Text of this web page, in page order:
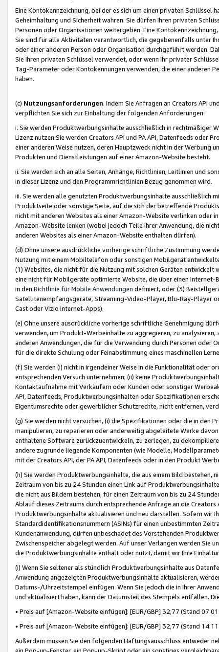
Eine Kontokennzeichnung, bei der es sich um einen privaten
Geheimhaltung und Sicherheit wahren. Sie dürfen Ihren privaten
Personen oder Organisationen weitergeben. Eine
Sie sind für alle Aktivitäten verantwortlich, die gegebenenfalls unter
oder einer anderen Person oder Organisation durchgeführt werden.
Sie Ihren privaten Schlüssel verwendet, oder wenn Ihr privater
Tag-Parameter oder Kontokennungen verwenden, die einer anderen
haben.
(c) Nutzungsanforderungen. Indem Sie Anfragen an Creators API
verpflichten Sie sich zur Einhaltung der folgenden Anforderungen:
i. Sie werden Produktwerbungsinhalte ausschließlich in rechtmäßiger
Lizenz nutzen.Sie werden Creators API und PA API, Datenfeeds oder
einer anderen Weise nutzen, deren Hauptzweck nicht in der Werbung
Produkten und Dienstleistungen auf einer Amazon-Website besteht.
ii. Sie werden sich an alle Seiten, Anhänge, Richtlinien, Leitlinien und
in dieser Lizenz und den Programmrichtlinien Bezug genommen wird.
iii. Sie werden alle genutzten Produktwerbungsinhalte ausschließlich
Produktseite oder sonstige Seite, auf die sich der betreffende
nicht mit anderen Websites als einer Amazon-Website verlinken oder
Amazon-Website lenken (wobei jedoch Teile Ihrer Anwendung, die
anderen Websites als einer Amazon-Website enthalten dürfen).
(d) Ohne unsere ausdrückliche vorherige schriftliche Zustimmung
Nutzung mit einem Mobiltelefon oder sonstigen Mobilgerät
(1) Websites, die nicht für die Nutzung mit solchen Geräten
eine nicht für Mobilgeräte optimierte Website, die über einen
in den Richtlinie für Mobile Anwendungen definiert, oder (3)
Satellitenempfangsgeräte, Streaming-Video-Player, Blu-Ray-Player
Cast oder Vizio Internet-Apps).
(e) Ohne unsere ausdrückliche vorherige schriftliche Genehmigung
verwenden, um Produkt-Werbeinhalte zu aggregieren, zu
anderen Anwendungen, die für die Verwendung durch Personen
für die direkte Schulung oder Feinabstimmung eines maschinellen
(f) Sie werden (i) nicht in irgendeiner Weise in die Funktionalität oder
entsprechenden Versuch unternehmen; (ii) keine
Kontaktaufnahme mit Verkäufern oder Kunden oder sonstiger
API, Datenfeeds, Produktwerbungsinhalten oder Spezifikationen
Eigentumsrechte oder gewerblicher Schutzrechte, nicht entfernen,
(g) Sie werden nicht versuchen, (i) die Spezifikationen oder die in
manipulieren, zu reparieren oder anderweitig abgeleitete Werke
enthaltene Software zurückzuentwickeln, zu zerlegen, zu
andere zugrunde liegende Komponenten (wie Modelle,
mit der Creators API, der PA API, Datenfeeds oder in den Produkt
(h) Sie werden Produktwerbungsinhalte, die aus einem Bild bestehen,
Zeitraum von bis zu 24 Stunden einen Link auf
die nicht aus Bildern bestehen, für einen Zeitraum von bis zu 24
Ablauf dieses Zeitraums durch entsprechende Anfrage an die
Produktwerbungsinhalte aktualisieren und neu darstellen. Sofern wir
Standardidentifikationsnummern (ASINs) für einen unbestimmten
Kundenanwendung, dürfen unbeschadet des Vorstehenden
Zwischenspeicher abgelegt werden. Auf unser Verlangen werden Sie
die Produktwerbungsinhalte enthält oder nutzt, damit wir Ihre
(i) Wenn Sie seltener als stündlich Produktwerbungsinhalte aus
Anwendung angezeigten Produktwerbungsinhalte aktualisieren,
Datums-/Uhrzeitstempel einfügen. Wenn Sie jedoch die in Ihrer
und aktualisiert haben, kann der Datumsteil des Stempels entfallen.
• Preis auf [Amazon-Website einfügen]: [EUR/GBP] 32,77 (Stand
• Preis auf [Amazon-Website einfügen]: [EUR/GBP] 32,77 (Stand
Außerdem müssen Sie den folgenden Haftungsausschluss entweder
ein Pop-up-Fenster, ein Pop-up-Skript oder ein sonstiges